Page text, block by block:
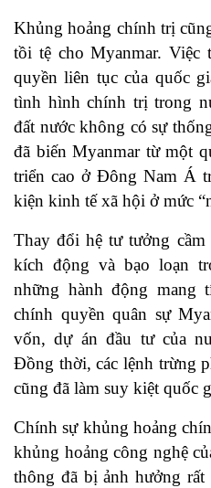
Khủng hoảng chính trị
tồi tệ cho Myanmar. Việc
quyền liên tục của quốc
tình hình chính trị trong
đất nước không có sự
đã biến Myanmar từ một
triển cao ở Đông Nam Á
kiện kinh tế xã hội ở mức
Thay đổi hệ tư tưởng
kích động và bạo loạn
những hành động mang
chính quyền quân sự
vốn, dự án đầu tư của
Đồng thời, các lệnh trừng
cũng đã làm suy kiệt quốc
Chính sự khủng hoảng
khủng hoảng công nghệ
thông đã bị ảnh hưởng rất